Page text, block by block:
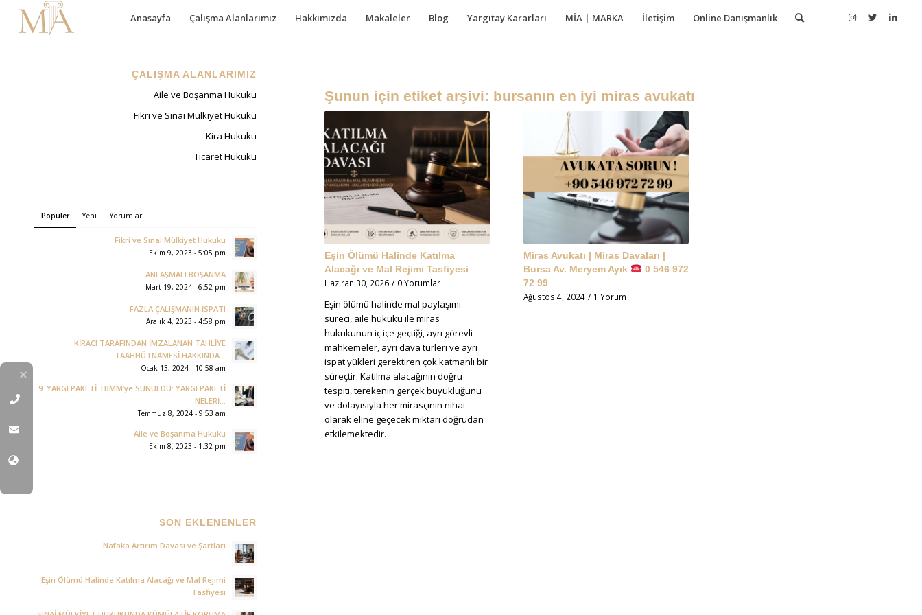
Anasayfa Çalışma Alanlarımız Hakkımızda Makaleler Blog Yargıtay Kararları MİA | MARKA İletişim Online Danışmanlık
Şunun için etiket arşivi: bursanın en iyi miras avukatı
Eşin Ölümü Halinde Katılma
Alacağı ve Mal Rejimi Tasfiyesi
Haziran 30, 2026 / 0 Yorumlar
Eşin ölümü halinde mal paylaşımı
süreci, aile hukuku ile miras
hukukunun iç içe geçtiği, ayrı görevli
mahkemeler, ayrı dava türleri ve ayrı
ispat yükleri gerektiren çok katmanlı bir
süreçtir. Katılma alacağının doğru
tespiti, terekenin gerçek büyüklüğünü
ve dolayısıyla her mirasçının nihai
olarak eline geçecek miktarı doğrudan
etkilemektedir.
Miras Avukatı | Miras Davaları |
Bursa Av. Meryem Ayık
0 546 972
72 99
Ağustos 4, 2024 / 1 Yorum
ÇALIŞMA ALANLARIMIZ
Aile ve Boşanma Hukuku
Fikri ve Sınai Mülkiyet Hukuku
Kira Hukuku
Ticaret Hukuku
Popüler Yeni Yorumlar
Fikri ve Sınai Mülkiyet Hukuku
Ekim 9, 2023 - 5:05 pm
ANLAŞMALI BOŞANMA
Mart 19, 2024 - 6:52 pm
FAZLA ÇALIŞMANIN İSPATI
Aralık 4, 2023 - 4:58 pm
KİRACI TARAFINDAN İMZALANAN TAHLİYE
TAAHHÜTNAMESİ HAKKINDA...
Ocak 13, 2024 - 10:58 am
9. YARGI PAKETİ TBMM’ye SUNULDU: YARGI PAKETİ
NELERİ...
Temmuz 8, 2024 - 9:53 am
Aile ve Boşanma Hukuku
Ekim 8, 2023 - 1:32 pm
SON EKLENENLER
Nafaka Artırım Davası ve Şartları
Eşin Ölümü Halinde Katılma Alacağı ve Mal Rejimi
Tasfiyesi